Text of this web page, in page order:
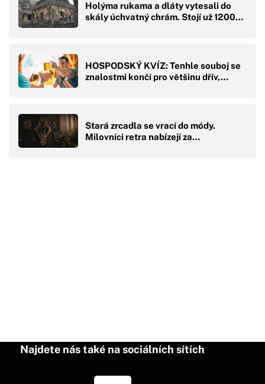
Holýma rukama a dláty vytesali do
skály úchvatný chrám. Stojí už 1200…
HOSPODSKÝ KVÍZ: Tenhle souboj se
znalostmi končí pro většinu dřív,…
Stará zrcadla se vrací do módy.
Milovníci retra nabízejí za…
Najdete nás také na sociálních sítích